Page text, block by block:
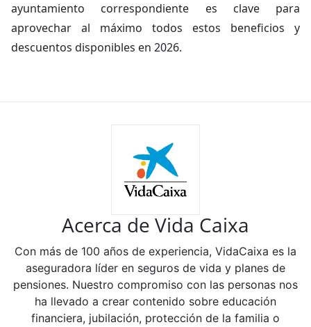
ayuntamiento correspondiente es clave para
aprovechar al máximo todos estos beneficios y
descuentos disponibles en 2026.
Acerca de Vida Caixa
Con más de 100 años de experiencia, VidaCaixa es la
aseguradora líder en seguros de vida y planes de
pensiones. Nuestro compromiso con las personas nos
ha llevado a crear contenido sobre educación
financiera, jubilación, protección de la familia o